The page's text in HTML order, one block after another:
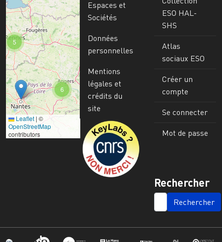
6
5
Leaflet | ©
OpenStreetMap
contributors
Espaces et
Sociétés
Données
personnelles
Mentions
légales et
crédits du
site
Image
ESO HAL-
SHS
Atlas
sociaux ESO
Créer un
compte
Se connecter
Mot de passe
Rechercher
SEARCH